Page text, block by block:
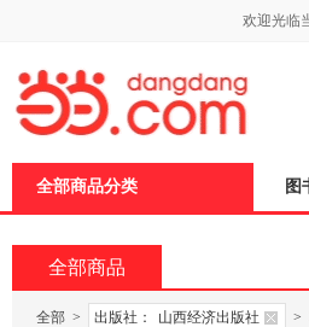
欢迎光临
全部商品分类 图
全部商品
全部 > 出版社： 山西经济出版社 >
页
加